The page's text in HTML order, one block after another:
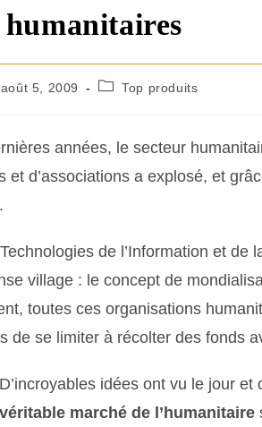
humanitaires
août 5, 2009 Top produits
années, le secteur
et d’associations a explosé, et
de l’Information et
village : le concept de
toutes ces organisations
de se limiter à récolter des fonds
D’incroyables idées ont vu le jour et
véritable marché de l’humanitaire